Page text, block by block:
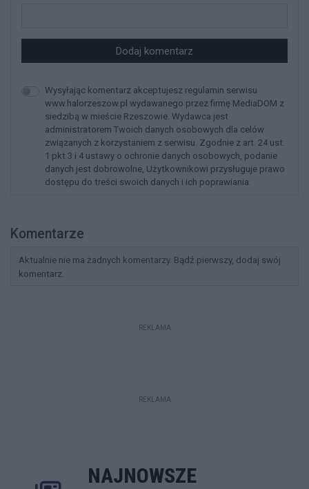
Dodaj komentarz
Wysyłając komentarz akceptujesz regulamin serwisu
www.halorzeszow.pl wydawanego przez firmę MediaDOM z
siedzibą w mieście Rzeszowie. Wydawca jest
administratorem Twoich danych osobowych dla celów
związanych z korzystaniem z serwisu. Zgodnie z art. 24 ust.
1 pkt 3 i 4 ustawy o ochronie danych osobowych, podanie
danych jest dobrowolne, Użytkownikowi przysługuje prawo
dostępu do treści swoich danych i ich poprawiania.
Komentarze
Aktualnie nie ma żadnych komentarzy. Bądź pierwszy, dodaj swój
komentarz.
REKLAMA
REKLAMA
NAJNOWSZE